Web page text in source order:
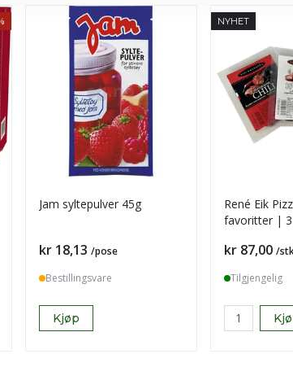
Jam syltepulver 45g
Pris
kr 18,13 /pose
Bestillingsvare
Kjøp
NYHET
René Eik
favoritter | 3
Pris
kr 87,00 /
Tilgjengelig